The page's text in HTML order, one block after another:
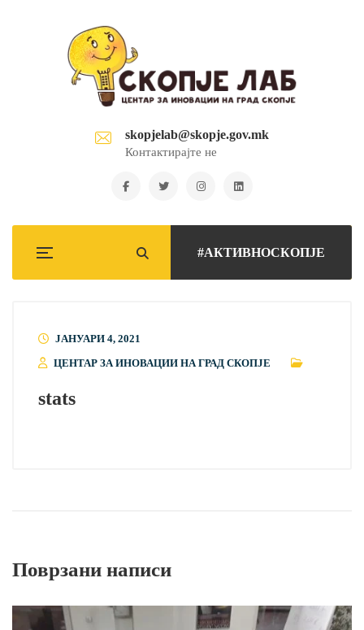
skopjelab@skopje.gov.mk
Контактирајте не
#АКТИВНОСКОПЈЕ
ЈАНУАРИ 4, 2021
ЦЕНТАР ЗА ИНОВАЦИИ НА ГРАД СКОПЈЕ
stats
Поврзани написи